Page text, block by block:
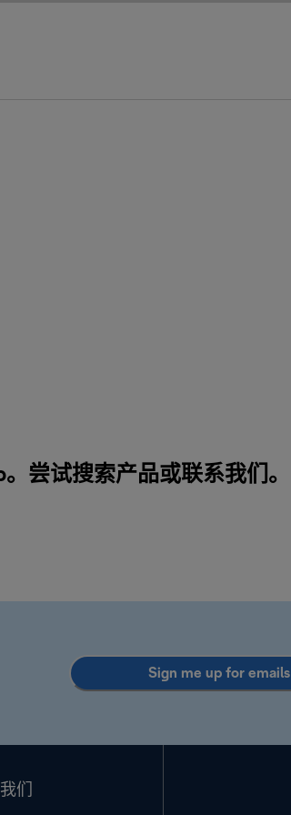
尝试搜索产品或联系我们 。
Sign me up for emails
们